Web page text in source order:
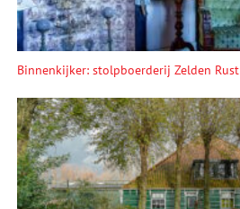
Binnenkijker: stolpboerderij Zelden Rust